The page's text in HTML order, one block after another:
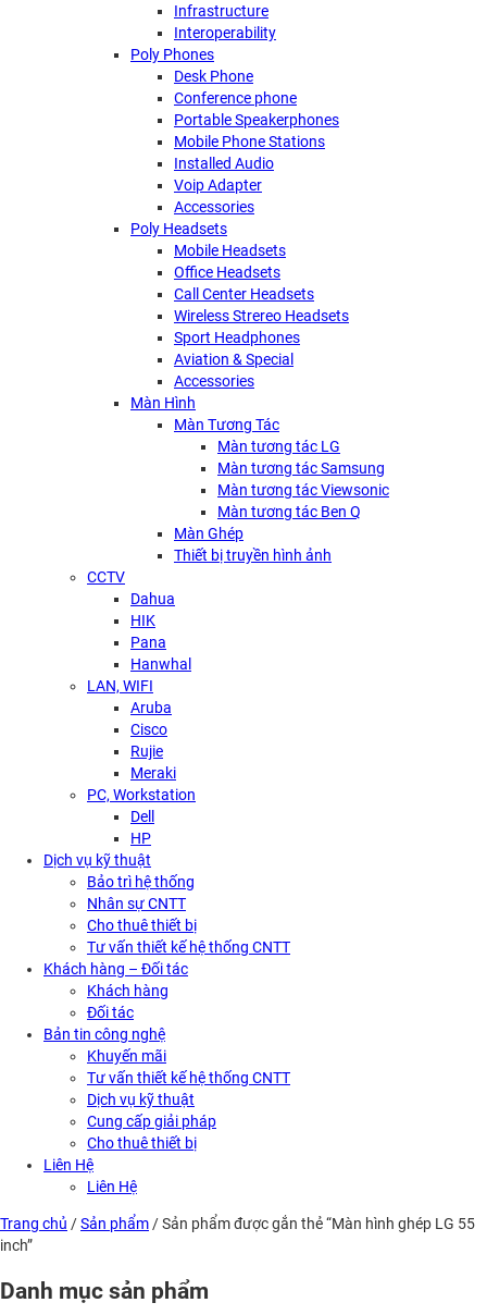
Infrastructure
Interoperability
Poly Phones
Desk Phone
Conference phone
Portable Speakerphones
Mobile Phone Stations
Installed Audio
Voip Adapter
Accessories
Poly Headsets
Mobile Headsets
Office Headsets
Call Center Headsets
Wireless Strereo Headsets
Sport Headphones
Aviation & Special
Accessories
Màn Hình
Màn Tương Tác
Màn tương tác LG
Màn tương tác Samsung
Màn tương tác Viewsonic
Màn tương tác Ben Q
Màn Ghép
Thiết bị truyền hình ảnh
CCTV
Dahua
HIK
Pana
Hanwhal
LAN, WIFI
Aruba
Cisco
Rujie
Meraki
PC, Workstation
Dell
HP
Dịch vụ kỹ thuật
Bảo trì hệ thống
Nhân sự CNTT
Cho thuê thiết bị
Tư vấn thiết kế hệ thống CNTT
Khách hàng – Đối tác
Khách hàng
Đối tác
Bản tin công nghệ
Khuyến mãi
Tư vấn thiết kế hệ thống CNTT
Dịch vụ kỹ thuật
Cung cấp giải pháp
Cho thuê thiết bị
Liên Hệ
Liên Hệ
Trang chủ /Sản phẩm / Sản phẩm được gắn thẻ “Màn hình ghép LG 55
inch”
Danh mục sản phẩm